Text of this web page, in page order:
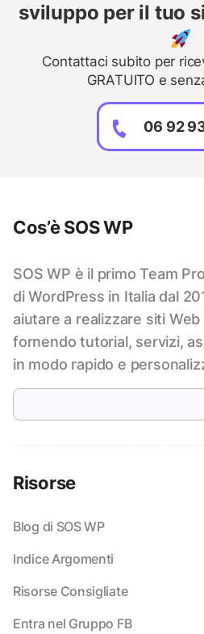
sviluppo per il tuo
Contattaci subito per
GRATUITO e
06 92
Cos’è SOS WP
SOS WP è il primo Team
di WordPress in Italia dal
aiutare a realizzare siti
fornendo tutorial, servizi,
in modo rapido e
Risorse
Blog di SOS WP
Indice Argomenti
Risorse Consigliate
Entra nel Gruppo FB